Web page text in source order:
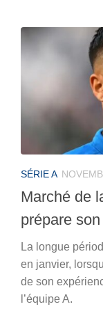
SÉRIE A
Marché de
prépare
La longue
en janvier,
de son
l’équipe A.